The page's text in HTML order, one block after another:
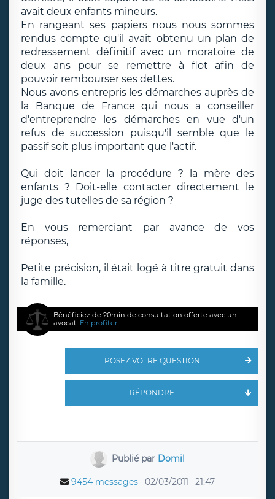
avait deux enfants mineurs.
En rangeant ses papiers nous nous sommes
rendus compte qu'il avait obtenu un plan de
redressement définitif avec un moratoire de
deux ans pour se remettre à flot afin de
pouvoir rembourser ses dettes.
Nous avons entrepris les démarches auprès de
la Banque de France qui nous a conseiller
d'entreprendre les démarches en vue d'un
refus de succession puisqu'il semble que le
passif soit plus important que l'actif.
Qui doit lancer la procédure ? la mère des
enfants ? Doit-elle contacter directement le
juge des tutelles de sa région ?
En vous remerciant par avance de vos
réponses,
Petite précision, il était logé à titre gratuit dans
la famille.
Bénéficiez de 20min de consultation offerte avec un
avocat. En profiter
POSEZ VOTRE QUESTION
RÉPONDRE
Publié par Domil
9454 messages 02/03/2011 21:47